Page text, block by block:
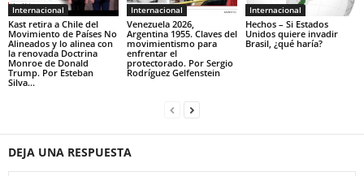
Internacional
Kast retira a Chile del
Movimiento de Países No
Alineados y lo alinea con
la renovada Doctrina
Monroe de Donald
Trump. Por Esteban
Silva...
Internacional
Venezuela 2026,
Argentina 1955. Claves del
movimientismo para
enfrentar el
protectorado. Por Sergio
Rodríguez Gelfenstein
Internacional
Hechos – Si Estados
Unidos quiere invadir
Brasil, ¿qué haría?
DEJA UNA RESPUESTA